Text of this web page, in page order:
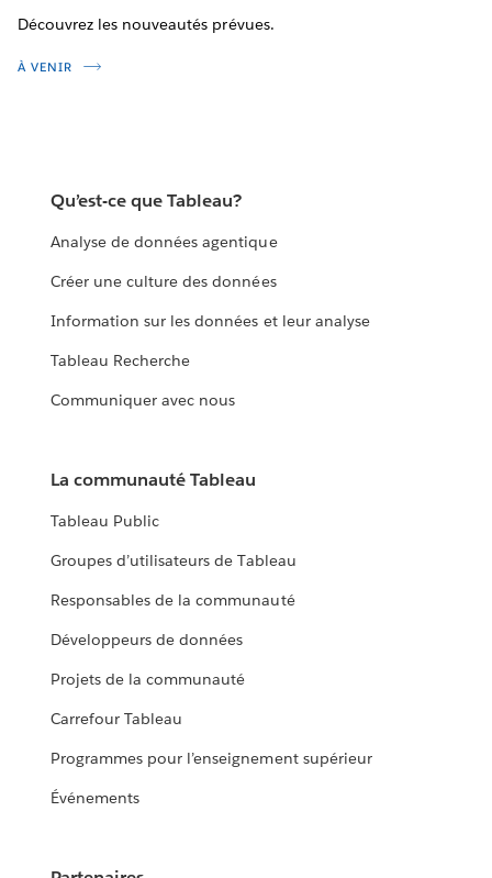
Découvrez les nouveautés prévues.
À VENIR
Qu’est-ce que Tableau?
Analyse de données agentique
Créer une culture des données
Information sur les données et leur analyse
Tableau Recherche
Communiquer avec nous
La communauté Tableau
Tableau Public
Groupes d’utilisateurs de Tableau
Responsables de la communauté
Développeurs de données
Projets de la communauté
Carrefour Tableau
Programmes pour l’enseignement supérieur
Événements